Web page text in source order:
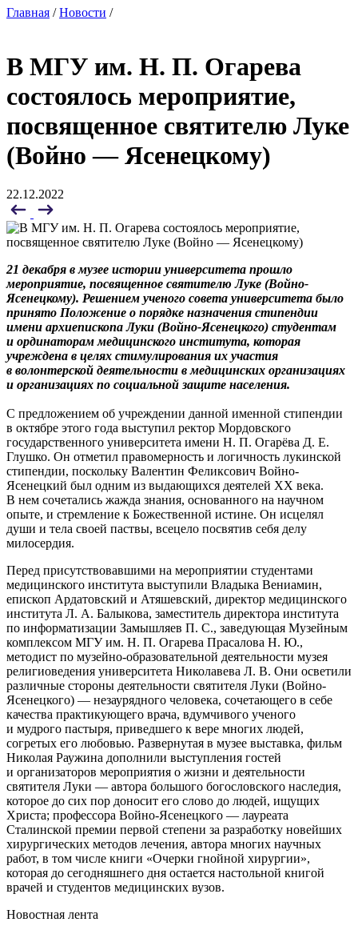
Главная /Новости /
В МГУ им. Н. П. Огарева
состоялось мероприятие,
посвященное святителю Луке
(Войно — Ясенецкому)
22.12.2022
21 декабря в музее истории университета прошло
мероприятие, посвященное святителю Луке (Войно-
Ясенецкому). Решением ученого совета университета было
принято Положение о порядке назначения стипендии
имени архиепископа Луки (Войно-Ясенецкого) студентам
и ординаторам медицинского института, которая
учреждена в целях стимулирования их участия
в волонтерской деятельности в медицинских организациях
и организациях по социальной защите населения.
С предложением об учреждении данной именной стипендии
в октябре этого года выступил ректор Мордовского
государственного университета имени Н. П. Огарёва Д. Е.
Глушко. Он отметил правомерность и логичность лукинской
стипендии, поскольку Валентин Феликсович Войно-
Ясенецкий был одним из выдающихся деятелей XX века.
В нем сочетались жажда знания, основанного на научном
опыте, и стремление к Божественной истине. Он исцелял
души и тела своей паствы, всецело посвятив себя делу
милосердия.
Перед присутствовавшими на мероприятии студентами
медицинского института выступили Владыка Вениамин,
епископ Ардатовский и Атяшевский, директор медицинского
института Л. А. Балыкова, заместитель директора института
по информатизации Замышляев П. С., заведующая Музейным
комплексом МГУ им. Н. П. Огарева Прасалова Н. Ю.,
методист по музейно-образовательной деятельности музея
религиоведения университета Николавева Л. В. Они осветили
различные стороны деятельности святителя Луки (Войно-
Ясенецкого) — незаурядного человека, сочетающего в себе
качества практикующего врача, вдумчивого ученого
и мудрого пастыря, приведшего к вере многих людей,
согретых его любовью. Развернутая в музее выставка, фильм
Николая Раужина дополнили выступления гостей
и организаторов мероприятия о жизни и деятельности
святителя Луки — автора большого богословского наследия,
которое до сих пор доносит его слово до людей, ищущих
Христа; профессора Войно-Ясенецкого — лауреата
Сталинской премии первой степени за разработку новейших
хирургических методов лечения, автора многих научных
работ, в том числе книги «Очерки гнойной хирургии»,
которая до сегодняшнего дня остается настольной книгой
врачей и студентов медицинских вузов.
Новостная лента